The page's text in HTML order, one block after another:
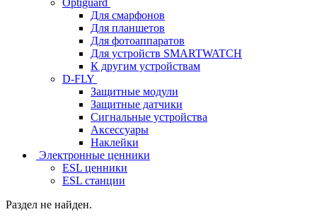
Для смарфонов
Для планшетов
Для фотоаппаратов
Для устройств SMARTWATCH
К другим устройствам
D-FLY
Защитные модули
Защитные датчики
Сигнальные устройства
Аксессуары
Наклейки
Электронные ценники
ESL ценники
ESL станции
Раздел не найден.